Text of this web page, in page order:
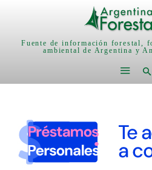
Fuente de información forestal,
ambiental de Argentina y